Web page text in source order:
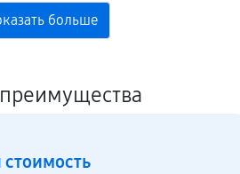
стоимость